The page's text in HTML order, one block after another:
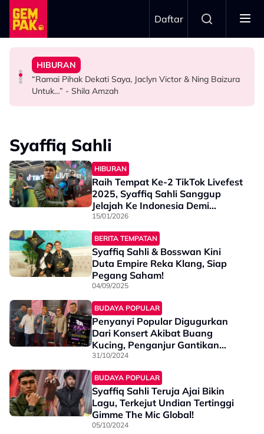
Skip to main content
Daftar
HIBURAN
Ramai Sangka Adik-Beradik, Ali Reza Akhirnya Dedah
Hubungan Sebenar Dengan Idris Khan
HIBURAN
“Ramai Pihak Dekati Saya, Jaclyn Victor & Ning Baizura
Untuk…” - Shila Amzah
HIBURAN
Zain Saidin Syukur Kembali Shooting, Akui Lagi Suka
Bawa Watak Jahat - “Tak Semestinya Hero Saja
Menyerlah…”
GAYA HIDUP
MPO Beri Penghormatan Untuk Alfonso Soliano Di
Dewan Filharmonik Petronas
Syaffiq Sahli
HIBURAN
Raih Tempat Ke-2 TikTok Livefest
2025, Syaffiq Sahli Sanggup
Jelajah Ke Indonesia Demi
Peminat - “Orang Hanya Nampak
Saya Depan Kamera Tapi…”
15/01/2026
BERITA TEMPATAN
Syaffiq Sahli & Bosswan Kini
Duta Empire Reka Klang, Siap
Pegang Saham!
04/09/2025
BUDAYA POPULAR
Penyanyi Popular Digugurkan
Dari Konsert Akibat Buang
Kucing, Penganjur Gantikan
Syaffiq Sahli - "Poster Asal Dah
Siap, Akibat Kecaman Hebat
Kami Pun ..."
31/10/2024
BUDAYA POPULAR
Syaffiq Sahli Teruja Ajai Bikin
Lagu, Terkejut Undian Tertinggi
Gimme The Mic Global!
05/10/2024